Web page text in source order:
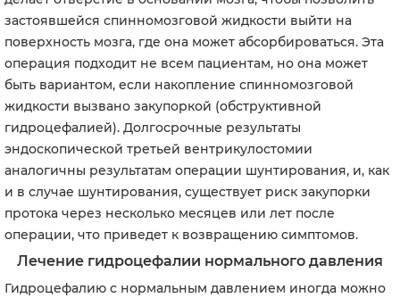
застоявшейся спинномозговой жидкости выйти на
поверхность мозга, где она может абсорбироваться. Эта
операция подходит не всем пациентам, но она может
быть вариантом, если накопление спинномозговой
жидкости вызвано закупоркой (обструктивной
гидроцефалией). Долгосрочные результаты
эндоскопической третьей вентрикулостомии
аналогичны результатам операции шунтирования, и, как
и в случае шунтирования, существует риск закупорки
протока через несколько месяцев или лет после
операции, что приведет к возвращению симптомов.
Лечение гидроцефалии нормального давления
Гидроцефалию с нормальным давлением иногда можно